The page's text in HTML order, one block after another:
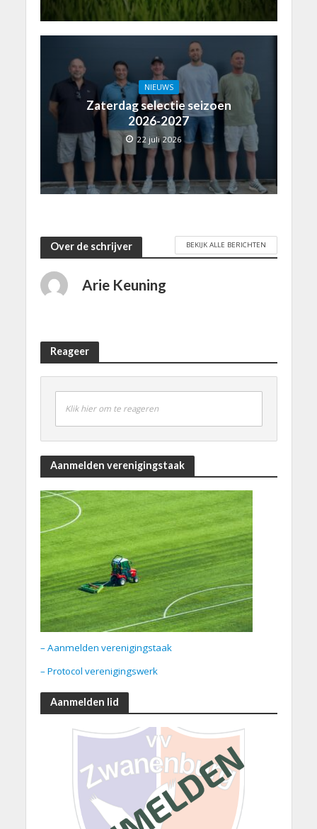
NIEUWS
Zaterdag selectie seizoen
2026-2027
22 juli 2026
Over de schrijver BEKIJK ALLE BERICHTEN
Arie Keuning
Reageer
Klik hier om te reageren
Aanmelden verenigingstaak
– Aanmelden verenigingstaak
– Protocol verenigingswerk
Aanmelden lid